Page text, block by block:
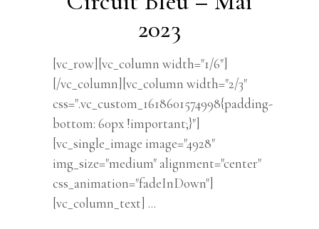
2023
[vc_row][vc_column width="1/6"]
[/vc_column][vc_column width="2/3"
css=".vc_custom_1618601574998{padding-
bottom: 60px !important;}"]
[vc_single_image image="4928"
img_size="medium" alignment="center"
css_animation="fadeInDown"]
[vc_column_text]